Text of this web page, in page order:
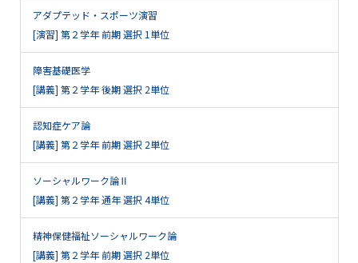
アダプテッド・スポーツ演習
[演習] 第２学年 前期 選択 1単位
障害基礎医学
[講義] 第２学年 後期 選択 2単位
認知症ケア論
[講義] 第２学年 前期 選択 2単位
ソーシャルワーク論Ⅱ
[講義] 第２学年 通年 選択 4単位
精神保健福祉ソーシャルワーク論
[講義] 第２学年 前期 選択 2単位